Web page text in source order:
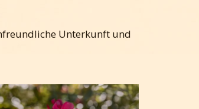
Unterkunft und